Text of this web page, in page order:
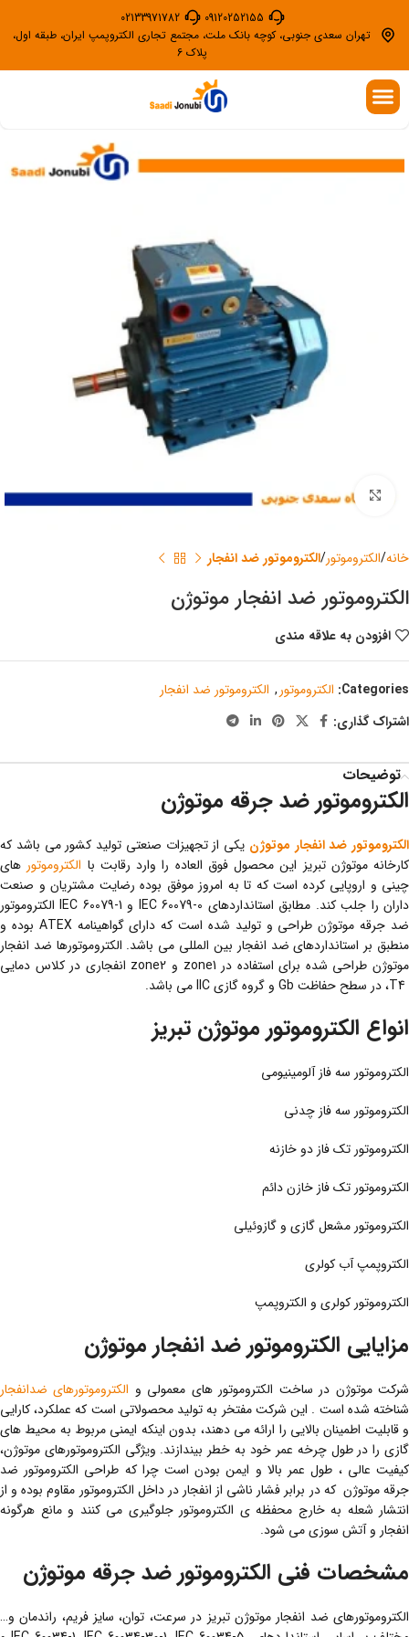
09120252155
02133971782
تهران سعدی جنوبی، کوچه بانک ملت، مجتمع تجاری الکتروپمپ ایران، طبقه اول،
پلاک 6
برای بزرگنمایی کلیک کنید
خانه الکتروموتور الکتروموتور ضد انفجار
الکتروموتور ضد انفجار موتوژن
افزودن به علاقه مندی
Categories: الکتروموتور, الکتروموتور ضد انفجار
اشتراک گذاری:
توضیحات
الکتروموتور ضد جرقه موتوژن
الکتروموتور ضد انفجار موتوژن یکی از تجهیزات صنعتی تولید کشور می باشد که
کارخانه موتوژن تبریز این محصول فوق العاده را وارد رقابت با الکتروموتور های
چینی و اروپایی کرده است که تا به امروز موفق بوده رضایت مشتریان و صنعت
داران را جلب کند. مطابق استانداردهای IEC 60079-0 و IEC 60079-1 الکتروموتور
ضد جرقه موتوژن طراحی و تولید شده است که دارای گواهینامه ATEX بوده و
منطبق بر استانداردهای ضد انفجار بین المللی می باشد. الکتروموتورها ضد انفجار
موتوژن طراحی شده برای استفاده در zone1 و zone2 انفجاری در کلاس دمایی
انواع الکتروموتور موتوژن تبریز
الکتروموتور سه فاز آلومینیومی
الکتروموتور سه فاز چدنی
الکتروموتور تک فاز دو خازنه
الکتروموتور تک فاز خازن دائم
الکتروموتور مشعل گازی و گازوئیلی
الکتروپمپ آب کولری
الکتروموتور کولری و الکتروپمپ
مزایایی الکتروموتور ضد انفجار موتوژن
شرکت موتوژن در ساخت الکتروموتور های معمولی و الکتروموتورهای ضدانفجار
شناخته شده است . این شرکت مفتخر به تولید محصولاتی است که عملکرد، کارایی
و قابلیت اطمینان بالایی را ارائه می دهند، بدون اینکه ایمنی مربوط به محیط های
گازی را در طول چرخه عمر خود به خطر بیندازند. ویژگی الکتروموتورهای موتوژن،
کیفیت عالی ، طول عمر بالا و ایمن بودن است چرا که طراحی الکتروموتور ضد
جرقه موتوژن که در برابر فشار ناشی از انفجار در داخل الکتروموتور مقاوم بوده و از
انتشار شعله به خارج محفظه ی الکتروموتور جلوگیری می کنند و مانع هرگونه
انفجار و آتش سوزی می شود.
مشخصات فنی الکتروموتور ضد جرقه موتوژن
الکتروموتورهای ضد انفجار موتوژن تبریز در سرعت، توان، سایز فریم، راندمان و…